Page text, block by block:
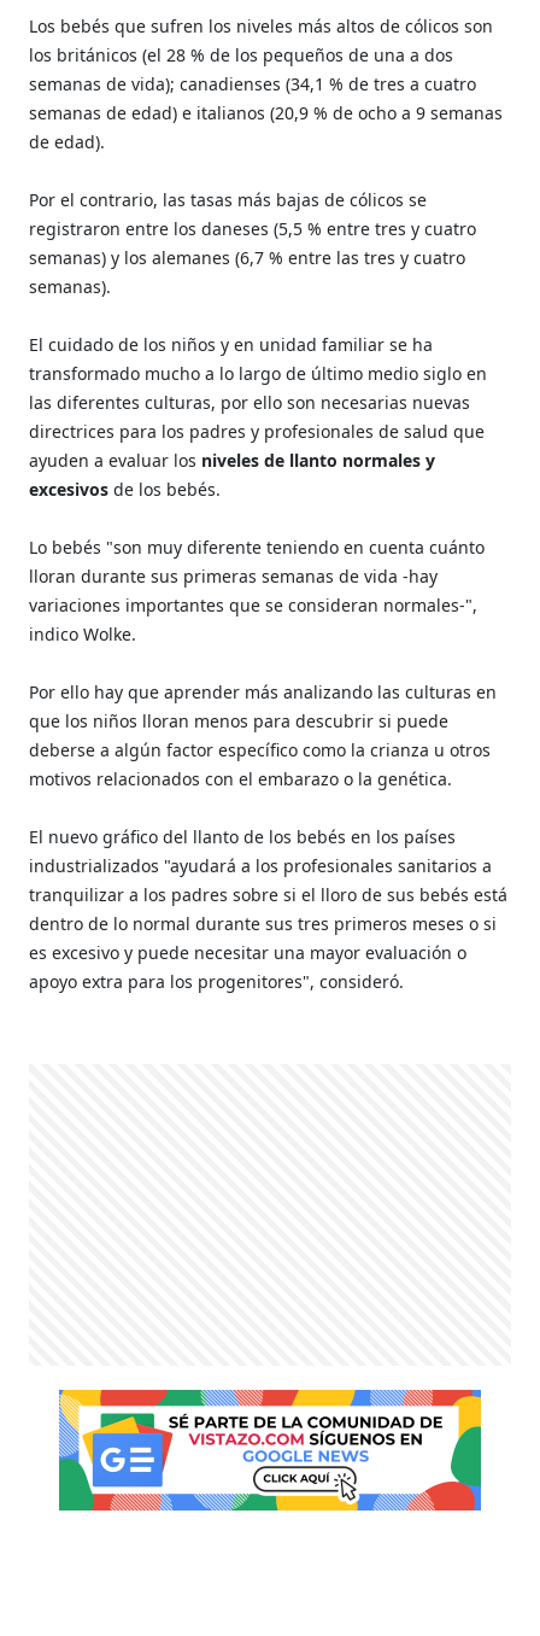
Los bebés que sufren los niveles más altos de cólicos son
los británicos (el 28 % de los pequeños de una a dos
semanas de vida); canadienses (34,1 % de tres a cuatro
semanas de edad) e italianos (20,9 % de ocho a 9 semanas
de edad).
Por el contrario, las tasas más bajas de cólicos se
registraron entre los daneses (5,5 % entre tres y cuatro
semanas) y los alemanes (6,7 % entre las tres y cuatro
semanas).
El cuidado de los niños y en unidad familiar se ha
transformado mucho a lo largo de último medio siglo en
las diferentes culturas, por ello son necesarias nuevas
directrices para los padres y profesionales de salud que
ayuden a evaluar los niveles de llanto normales y
excesivosde los bebés.
Lo bebés "son muy diferente teniendo en cuenta cuánto
lloran durante sus primeras semanas de vida -hay
variaciones importantes que se consideran normales-",
indico Wolke.
Por ello hay que aprender más analizando las culturas en
que los niños lloran menos para descubrir si puede
deberse a algún factor específico como la crianza u otros
motivos relacionados con el embarazo o la genética.
El nuevo gráfico del llanto de los bebés en los países
industrializados "ayudará a los profesionales sanitarios a
tranquilizar a los padres sobre si el lloro de sus bebés está
dentro de lo normal durante sus tres primeros meses o si
es excesivo y puede necesitar una mayor evaluación o
apoyo extra para los progenitores", consideró.